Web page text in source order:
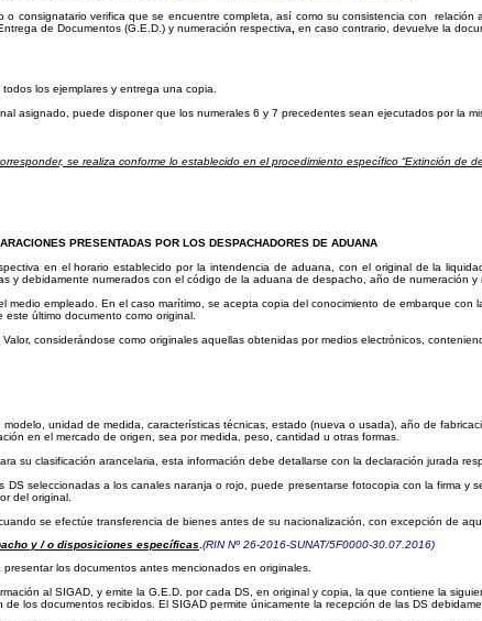
consignatario verifica que se encuentre completa, así como su consistencia con relación
de Documentos (G.E.D.) y numeración respectiva
en caso contrario, devuelve la
los ejemplares y entrega una copia.
asignado, puede disponer que los numerales 6 y 7 precedentes sean ejecutados por la
se realiza conforme lo establecido en el procedimiento específico “Extinción de
PRESENTADAS POR LOS DESPACHADORES DE ADUANA
en el horario establecido por la intendencia de aduana, con el original de la
y debidamente numerados con el código de la aduana de despacho, año de numeración y
empleado. En el caso marítimo, se acepta copia del conocimiento de embarque
último documento como original.
considerándose como originales aquellas obtenidas por medios electrónicos,
unidad de medida, características técnicas, estado (nueva o usada), año de
en el mercado de origen, sea por medida, peso, cantidad u otras formas.
su clasificación arancelaria, esta información debe detallarse con la declaración jurada
seleccionadas a los canales naranja o rojo, puede presentarse fotocopia con la firma
del original.
se efectúe transferencia de bienes antes de su nacionalización, con excepción de
y / o disposiciones específicas (RIN Nº 26-2016-SUNAT/5F0000-30.07.2016)
los documentos antes mencionados en originales.
al SIGAD, y emite la G.E.D. por cada DS, en original y copia, la que contiene la
los documentos recibidos. El SIGAD permite únicamente la recepción de las DS